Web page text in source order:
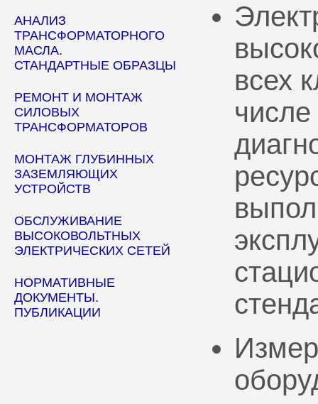
АНАЛИЗ
ТРАНСФОРМАТОРНОГО
МАСЛА.
СТАНДАРТНЫЕ ОБРАЗЦЫ
РЕМОНТ И МОНТАЖ
СИЛОВЫХ
ТРАНСФОРМАТОРОВ
МОНТАЖ ГЛУБИННЫХ
ЗАЗЕМЛЯЮЩИХ
УСТРОЙСТВ
ОБСЛУЖИВАНИЕ
ВЫСОКОВОЛЬТНЫХ
ЭЛЕКТРИЧЕСКИХ СЕТЕЙ
НОРМАТИВНЫЕ
ДОКУМЕНТЫ.
ПУБЛИКАЦИИ
всех